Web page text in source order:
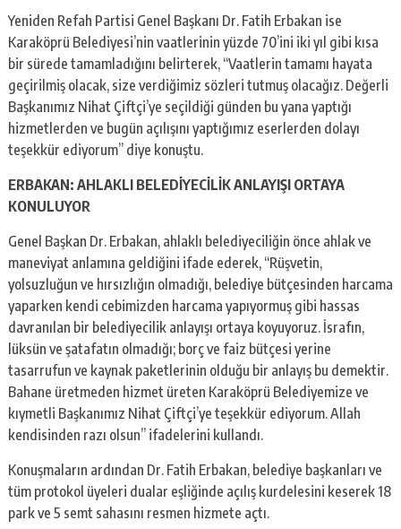
Yeniden Refah Partisi Genel Başkanı Dr. Fatih Erbakan ise
Karaköprü Belediyesi’nin vaatlerinin yüzde 70’ini iki yıl gibi kısa
bir sürede tamamladığını belirterek, “Vaatlerin tamamı hayata
geçirilmiş olacak, size verdiğimiz sözleri tutmuş olacağız. Değerli
Başkanımız Nihat Çiftçi’ye seçildiği günden bu yana yaptığı
hizmetlerden ve bugün açılışını yaptığımız eserlerden dolayı
teşekkür ediyorum” diye konuştu.
ERBAKAN: AHLAKLI BELEDİYECİLİK ANLAYIŞI ORTAYA
KONULUYOR
Genel Başkan Dr. Erbakan, ahlaklı belediyeciliğin önce ahlak ve
maneviyat anlamına geldiğini ifade ederek, “Rüşvetin,
yolsuzluğun ve hırsızlığın olmadığı, belediye bütçesinden harcama
yaparken kendi cebimizden harcama yapıyormuş gibi hassas
davranılan bir belediyecilik anlayışı ortaya koyuyoruz. İsrafın,
lüksün ve şatafatın olmadığı; borç ve faiz bütçesi yerine
tasarrufun ve kaynak paketlerinin olduğu bir anlayış bu demektir.
Bahane üretmeden hizmet üreten Karaköprü Belediyemize ve
kıymetli Başkanımız Nihat Çiftçi’ye teşekkür ediyorum. Allah
kendisinden razı olsun” ifadelerini kullandı.
Konuşmaların ardından Dr. Fatih Erbakan, belediye başkanları ve
tüm protokol üyeleri dualar eşliğinde açılış kurdelesini keserek 18
park ve 5 semt sahasını resmen hizmete açtı.